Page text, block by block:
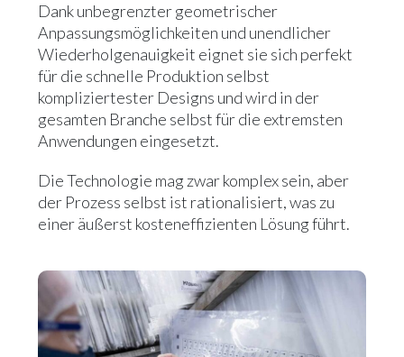
Dank unbegrenzter geometrischer
Anpassungsmöglichkeiten und unendlicher
Wiederholgenauigkeit eignet sie sich perfekt
für die schnelle Produktion selbst
kompliziertester Designs und wird in der
gesamten Branche selbst für die extremsten
Anwendungen eingesetzt.
Die Technologie mag zwar komplex sein, aber
der Prozess selbst ist rationalisiert, was zu
einer äußerst kosteneffizienten Lösung führt.